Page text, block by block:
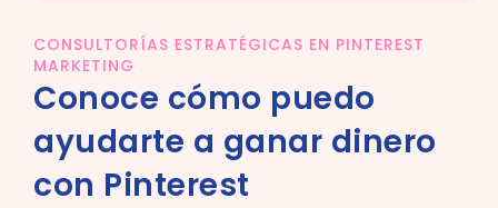
CONSULTORÍAS ESTRATÉGICAS EN PINTEREST
MARKETING
Conoce cómo puedo
ayudarte a ganar dinero
con Pinterest